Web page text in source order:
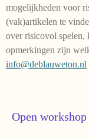
mogelijkheden voor
(vak)artikelen te
over risicovol spelen,
opmerkingen zijn
info@deblauweton.nl
Open